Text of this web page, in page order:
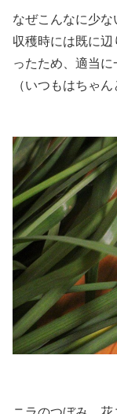
なぜこんなに少な
収穫時には既に
ったため、適当に
（いつもはちゃ